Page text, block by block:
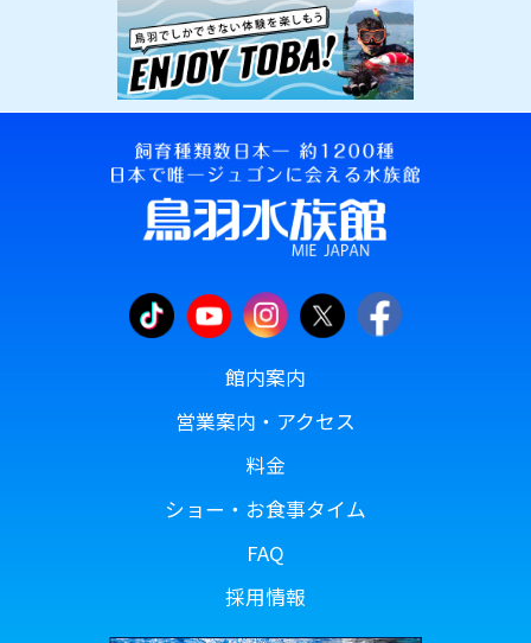
館内案内
営業案内・アクセス
料金
ショー・お食事タイム
FAQ
採用情報